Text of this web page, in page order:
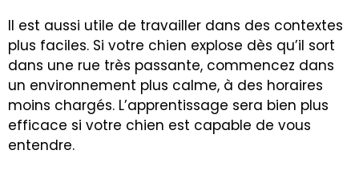
Il est aussi utile de travailler dans des contextes
plus faciles. Si votre chien explose dès qu’il sort
dans une rue très passante, commencez dans
un environnement plus calme, à des horaires
moins chargés. L’apprentissage sera bien plus
efficace si votre chien est capable de vous
entendre.